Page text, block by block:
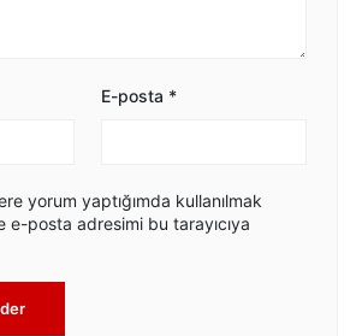
E-posta *
yorum yaptığımda kullanılmak
e-posta adresimi bu tarayıcıya